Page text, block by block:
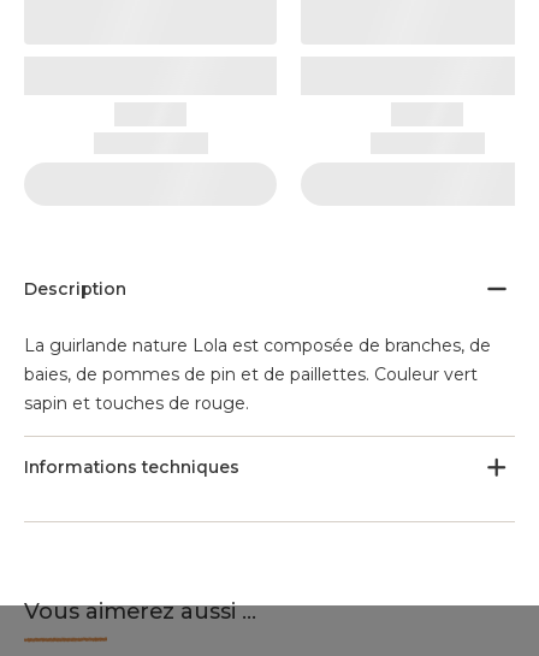
Description
La guirlande nature Lola est composée de branches, de
baies, de pommes de pin et de paillettes. Couleur vert
sapin et touches de rouge.
Informations techniques
Vous aimerez aussi ...